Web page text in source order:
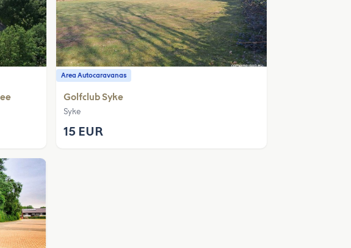
Area Autocaravanas
Golfclub Syke
Syke
15 EUR